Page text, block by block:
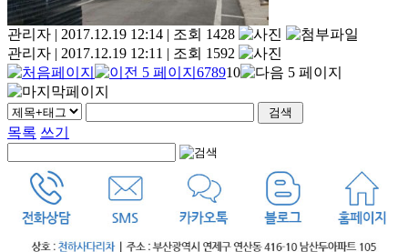
관리자 | 2017.12.19 12:14 | 조회 1428
관리자 | 2017.12.19 12:11 | 조회 1592
678910
목록 쓰기